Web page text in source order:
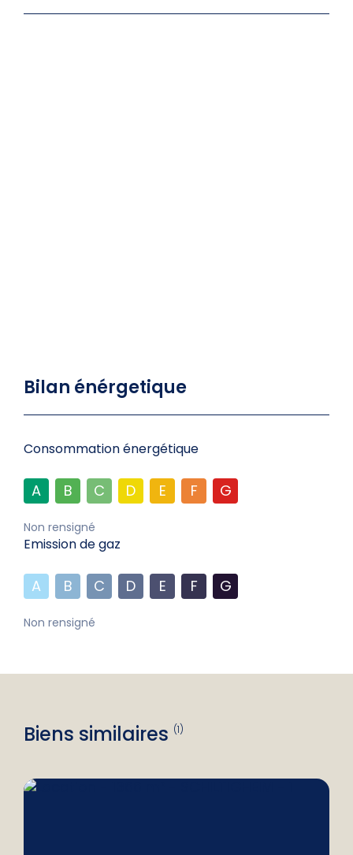
Bilan énérgetique
Consommation énergétique
A B C D E F G
Non rensigné
Emission de gaz
A B C D E F G
Non rensigné
Biens similaires (1)